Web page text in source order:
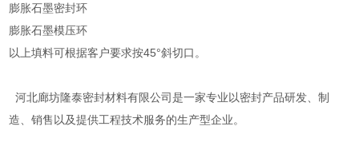
膨胀石墨密封环
膨胀石墨模压环
以上填料可根据客户要求按45°斜切口。
河北廊坊隆泰密封材料有限公司是一家专业以密封产品研发、制
造、销售以及提供工程技术服务的生产型企业。